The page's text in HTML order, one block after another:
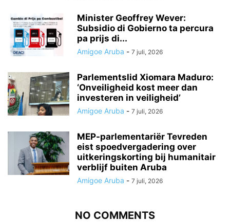
Minister Geoffrey Wever:
Subsidio di Gobierno ta percura
pa prijs di...
Amigoe Aruba - 7 juli, 2026
Parlementslid Xiomara Maduro:
‘Onveiligheid kost meer dan
investeren in veiligheid’
Amigoe Aruba - 7 juli, 2026
MEP-parlementariër Tevreden
eist spoedvergadering over
uitkeringskorting bij humanitair
verblijf buiten Aruba
Amigoe Aruba - 7 juli, 2026
NO COMMENTS